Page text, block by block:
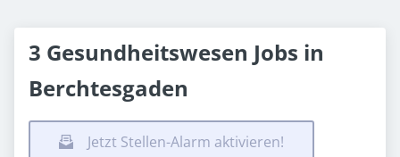
3 Gesundheitswesen Jobs in
Berchtesgaden
Jetzt Stellen-Alarm aktivieren!